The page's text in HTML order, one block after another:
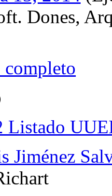
Dones,
completo
Listado
Jiménez